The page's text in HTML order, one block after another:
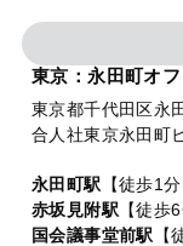
東京：永田町オ
東京都千代田区永
合人社東京永田町
永田町駅 【徒歩1
赤坂見附駅 【徒歩
国会議事堂前駅
【